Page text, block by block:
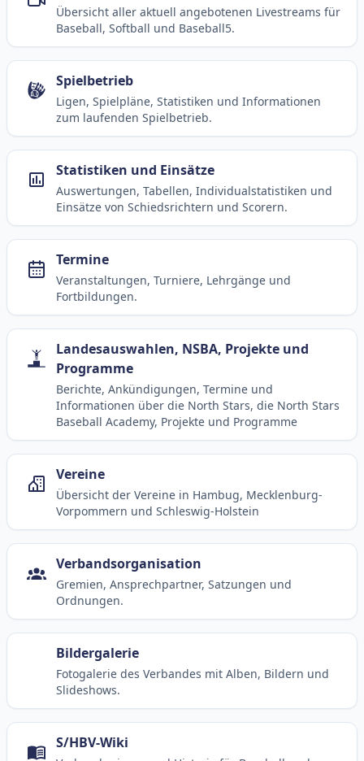
Übersicht aller aktuell angebotenen Livestreams für
Baseball, Softball und Baseball5.
Spielbetrieb
Ligen, Spielpläne, Statistiken und Informationen
zum laufenden Spielbetrieb.
Statistiken und Einsätze
Auswertungen, Tabellen, Individualstatistiken und
Einsätze von Schiedsrichtern und Scorern.
Termine
Veranstaltungen, Turniere, Lehrgänge und
Fortbildungen.
Landesauswahlen, NSBA, Projekte und
Programme
Berichte, Ankündigungen, Termine und
Informationen über die North Stars, die North Stars
Baseball Academy, Projekte und Programme
Vereine
Übersicht der Vereine in Hambug, Mecklenburg-
Vorpommern und Schleswig-Holstein
Verbandsorganisation
Gremien, Ansprechpartner, Satzungen und
Ordnungen.
Bildergalerie
Fotogalerie des Verbandes mit Alben, Bildern und
Slideshows.
S/HBV-Wiki